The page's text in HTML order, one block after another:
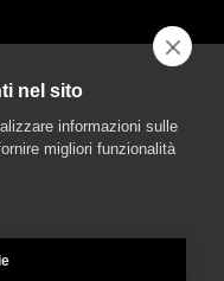
nel sito
informazioni sulle
migliori funzionalità